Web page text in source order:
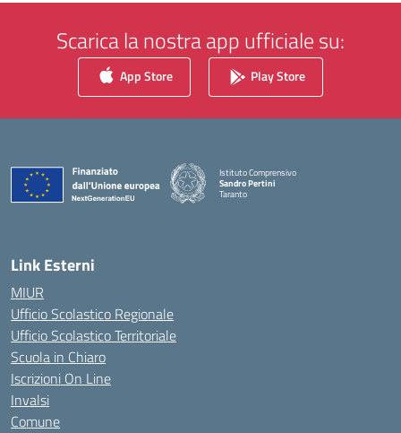
Scarica la nostra app ufficiale su:
App Store Play Store
Istituto Comprensivo
Sandro Pertini
Taranto
Link Esterni
MIUR
Ufficio Scolastico Regionale
Ufficio Scolastico Territoriale
Scuola in Chiaro
Iscrizioni On Line
Invalsi
Comune